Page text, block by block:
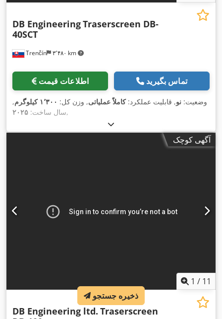
Trenčín ۳٬۴۸۰ km
DB EngineeringTraserscreen DB-
40SCT
اطلاعات قیمت تماس بگیرید
وضعیت: نو, قابلیت عملکرد:کاملاً عملیاتی, وزن کل: ۱٬۳۰۰ کیلوگرم
,
سال ساخت: ۲۰۲۵ ,
آگهی کوچک
1 / 11
DB Engineering ltd. Traserscreen
ذخیره جستجو